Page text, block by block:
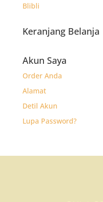
Blibli
Keranjang Belanja
Akun Saya
Order Anda
Alamat
Detil Akun
Lupa Password?